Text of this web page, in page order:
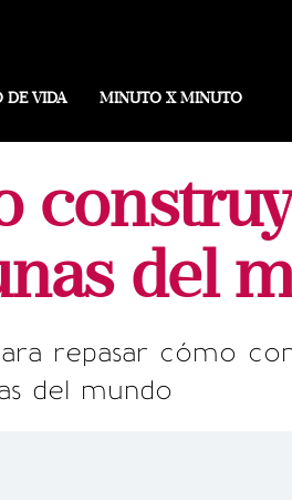
DE VIDA MINUTO X MINUTO
del
repasar cómo
del mundo